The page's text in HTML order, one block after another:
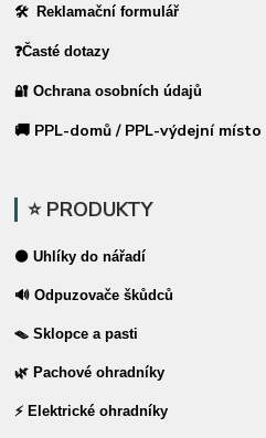
🛠 Reklamační formulář
❓Časté dotazy
🔐 Ochrana osobních údajů
🚚 PPL-domů / PPL-výdejní místo
⭐ PRODUKTY
⚫ Uhlíky do nářadí
🔊 Odpuzovače škůdců
🪤 Sklopce a pasti
🌿 Pachové ohradníky
⚡ Elektrické ohradníky